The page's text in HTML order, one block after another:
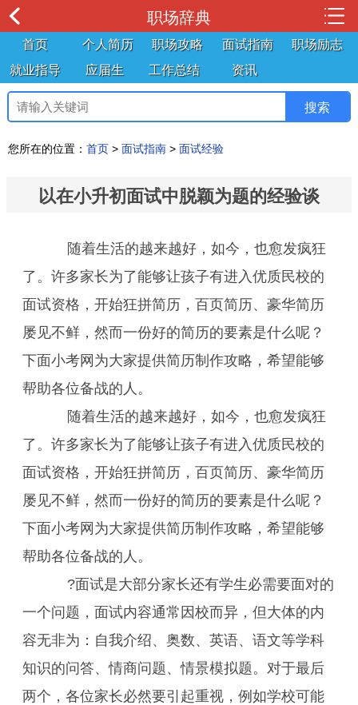
职场辞典
首页 个人简历 职场攻略 面试指南
职场励志
就业指导
应届生 工作总结 资讯
您所在的位置： 首页 > 面试指南 > 面试经验
以在小升初面试中脱颖为题的经验谈
随着生活的越来越好，如今，也愈发疯狂
了。许多家长为了能够让孩子有进入优质民校的
面试资格，开始狂拼简历，百页简历、豪华简历
屡见不鲜，然而一份好的简历的要素是什么呢？
下面小考网为大家提供简历制作攻略，希望能够
帮助各位备战的人。
随着生活的越来越好，如今，也愈发疯狂
了。许多家长为了能够让孩子有进入优质民校的
面试资格，开始狂拼简历，百页简历、豪华简历
屡见不鲜，然而一份好的简历的要素是什么呢？
下面小考网为大家提供简历制作攻略，希望能够
帮助各位备战的人。
?面试是大部分家长还有学生必需要面对的
一个问题，面试内容通常因校而异，但大体的内
容无非为：自我介绍、奥数、英语、语文等学科
知识的问答、情商问题、情景模拟题。对于最后
两个，各位家长必然要引起重视，例如学校可能